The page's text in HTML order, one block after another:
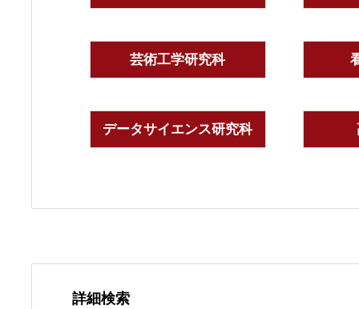
芸術工学研究科
データサイエンス研究科
詳細検索